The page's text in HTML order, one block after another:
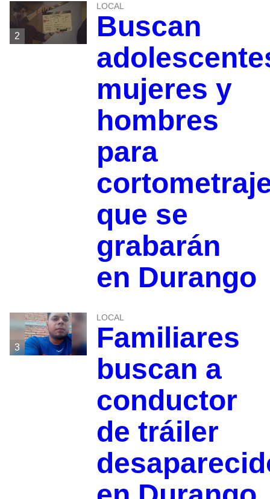
2
LOCAL
Buscan
mujeres y
hombres
para
que se
grabarán
en Durango
3
LOCAL
Familiares
buscan a
conductor
de tráiler